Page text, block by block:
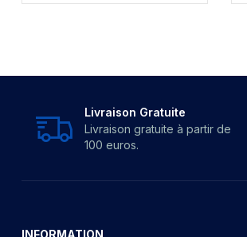
Livraison Gratuite
Livraison gratuite à partir de
100 euros.
INFORMATION